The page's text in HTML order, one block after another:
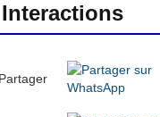
Interactions
Partager